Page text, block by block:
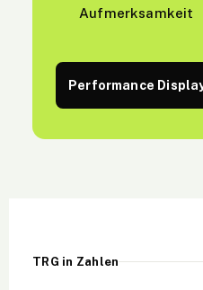
Aufmerksamkeit
Performance
TRG in Zahlen